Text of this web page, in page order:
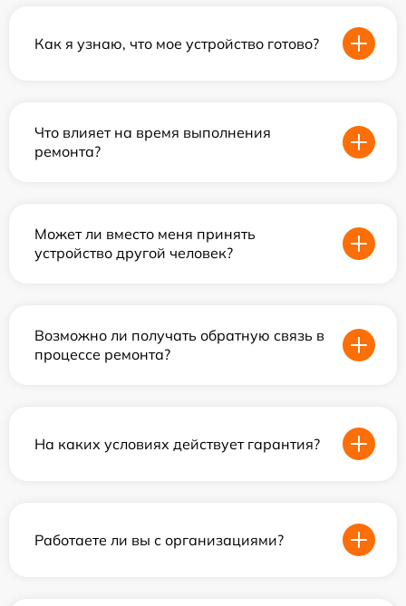
Как я узнаю, что мое устройство готово?
Что влияет на время выполнения
ремонта?
Может ли вместо меня принять
устройство другой человек?
Возможно ли получать обратную связь в
процессе ремонта?
На каких условиях действует гарантия?
Работаете ли вы с организациями?